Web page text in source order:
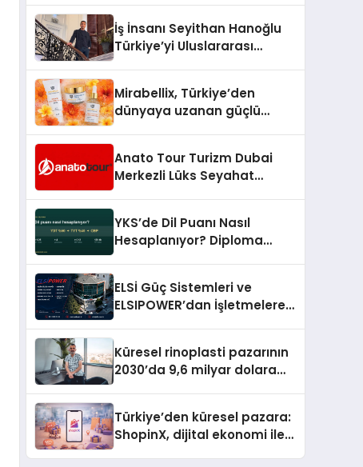
İş İnsanı Seyithan Hanoğlu
Türkiye’yi Uluslararası
Mirabellix, Türkiye’den
dünyaya uzanan güçlü
Anato Tour Turizm Dubai
Merkezli Lüks Seyahat
YKS’de Dil Puanı Nasıl
Hesaplanıyor? Diploma
ELSİ Güç Sistemleri ve
ELSIPOWER’dan İşletmelere
Küresel rinoplasti pazarının
2030’da 9,6 milyar dolara
Türkiye’den küresel pazara:
ShopinX, dijital ekonomi ile